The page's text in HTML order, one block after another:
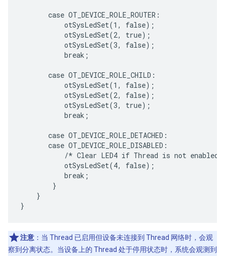
       case OT_DEVICE_ROLE_ROUTER:
           otSysLedSet(1, false);
           otSysLedSet(2, true);
           otSysLedSet(3, false);
           break;
       case OT_DEVICE_ROLE_CHILD:
           otSysLedSet(1, false);
           otSysLedSet(2, false);
           otSysLedSet(3, true);
           break;
       case OT_DEVICE_ROLE_DETACHED:
       case OT_DEVICE_ROLE_DISABLED:
/* Clear LED4 if Thread is not enabled.
           otSysLedSet(4, false);
           break;
        }
    }
注意 ：当 Thread 已启用但设备未连接到 Thread 网络时，会观
察到分离状态。当设备上的 Thread 处于停用状态时，系统会观测到